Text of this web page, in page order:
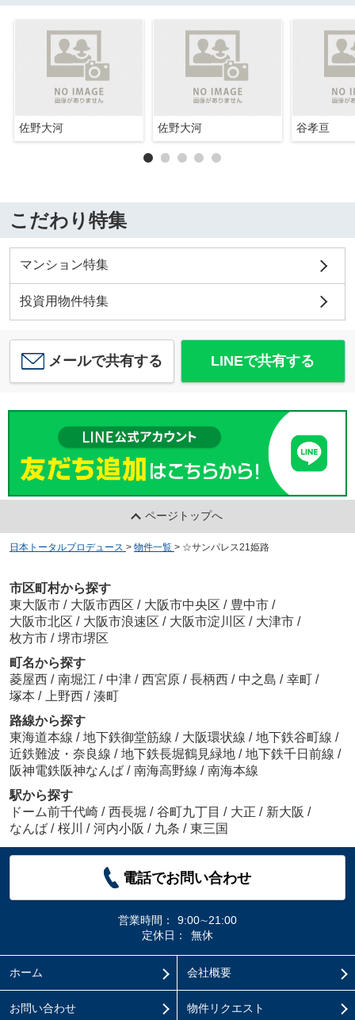
佐野大河 佐野大河 谷孝亘
こだわり特集
マンション特集
投資用物件特集
メールで共有する LINEで共有する
ページトップへ
日本トータルプロデュース > 物件一覧 > ☆サンパレス21姫路
市区町村から探す
東大阪市 / 大阪市西区 / 大阪市中央区 / 豊中市 /
大阪市北区 / 大阪市浪速区 / 大阪市淀川区 / 大津市 /
枚方市 / 堺市堺区
町名から探す
菱屋西 / 南堀江 / 中津 / 西宮原 / 長柄西 / 中之島 / 幸町 /
塚本 / 上野西 / 湊町
路線から探す
東海道本線 / 地下鉄御堂筋線 / 大阪環状線 / 地下鉄谷町線 /
近鉄難波・奈良線 / 地下鉄長堀鶴見緑地 / 地下鉄千日前線 /
阪神電鉄阪神なんば / 南海高野線 / 南海本線
駅から探す
ドーム前千代崎 / 西長堀 / 谷町九丁目 / 大正 / 新大阪 /
なんば / 桜川 / 河内小阪 / 九条 / 東三国
電話でお問い合わせ
営業時間：
9:00∼21:00
定休日：
無休
ホーム 会社概要
お問い合わせ 物件リクエスト